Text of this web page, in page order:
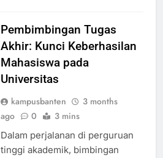
Pembimbingan Tugas
Akhir: Kunci Keberhasilan
Mahasiswa pada
Universitas
kampusbanten
3 months
ago
0 3 mins
Dalam perjalanan di perguruan
tinggi akademik, bimbingan